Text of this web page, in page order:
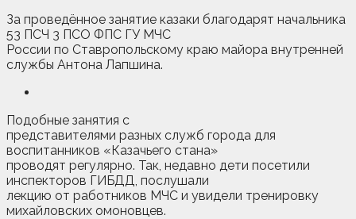
За проведённое занятие казаки благодарят начальника
53 ПСЧ 3 ПСО ФПС ГУ МЧС
России по Ставропольскому краю майора внутренней
службы Антона Лапшина.
Подобные занятия с
представителями разных служб города для
воспитанников «Казачьего стана»
проводят регулярно. Так, недавно дети посетили
инспекторов ГИБДД, послушали
лекцию от работников МЧС и увидели тренировку
михайловских омоновцев.